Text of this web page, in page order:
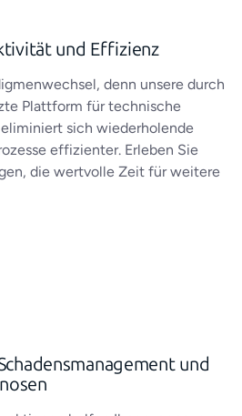
und Effizienz
denn unsere durch
Plattform für technische
sich wiederholende
effizienter. Erleben Sie
die wertvolle Zeit für weitere
und